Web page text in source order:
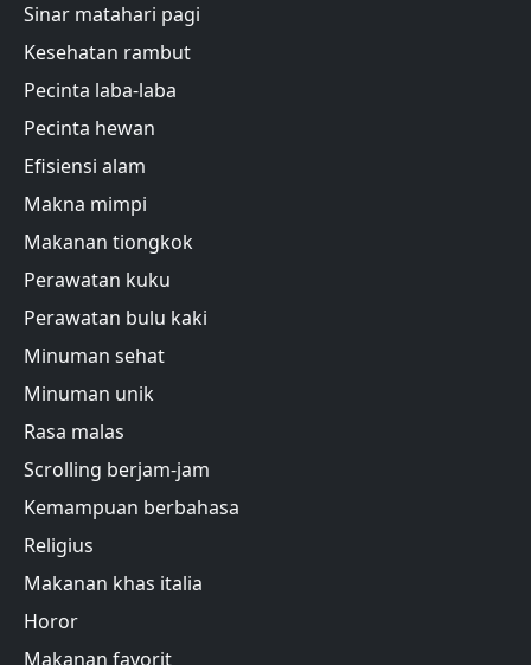
Sinar matahari pagi
Kesehatan rambut
Pecinta laba-laba
Pecinta hewan
Efisiensi alam
Makna mimpi
Makanan tiongkok
Perawatan kuku
Perawatan bulu kaki
Minuman sehat
Minuman unik
Rasa malas
Scrolling berjam-jam
Kemampuan berbahasa
Religius
Makanan khas italia
Horor
Makanan favorit